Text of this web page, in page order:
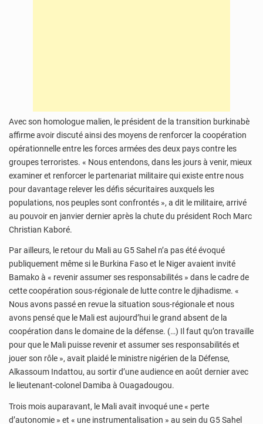
Avec son homologue malien, le président de la transition burkinabè
affirme avoir discuté ainsi des moyens de renforcer la coopération
opérationnelle entre les forces armées des deux pays contre les
groupes terroristes. « Nous entendons, dans les jours à venir, mieux
examiner et renforcer le partenariat militaire qui existe entre nous
pour davantage relever les défis sécuritaires auxquels les
populations, nos peuples sont confrontés », a dit le militaire, arrivé
au pouvoir en janvier dernier après la chute du président Roch Marc
Christian Kaboré.
Par ailleurs, le retour du Mali au G5 Sahel n’a pas été évoqué
publiquement même si le Burkina Faso et le Niger avaient invité
Bamako à « revenir assumer ses responsabilités » dans le cadre de
cette coopération sous-régionale de lutte contre le djihadisme. «
Nous avons passé en revue la situation sous-régionale et nous
avons pensé que le Mali est aujourd’hui le grand absent de la
coopération dans le domaine de la défense. (…) Il faut qu’on travaille
pour que le Mali puisse revenir et assumer ses responsabilités et
jouer son rôle », avait plaidé le ministre nigérien de la Défense,
Alkassoum Indattou, au sortir d’une audience en août dernier avec
le lieutenant-colonel Damiba à Ouagadougou.
Trois mois auparavant, le Mali avait invoqué une « perte
d’autonomie » et « une instrumentalisation » au sein du G5 Sahel